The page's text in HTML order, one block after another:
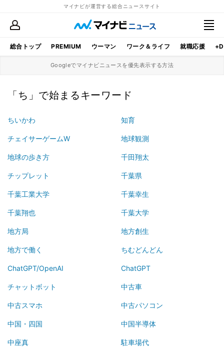
マイナビが運営する総合ニュースサイト
総合トップ PREMIUM ウーマン ワーク＆ライフ 就職応援
Googleでマイナビニュースを優先表示する方法
「ち」で始まるキーワード
ちいかわ 知育
チェイサーゲームW 地球観測
地球の歩き方 千田翔太
チップレット 千葉県
千葉工業大学 千葉幸生
千葉翔也 千葉大学
地方局 地方創生
地方で働く ちむどんどん
ChatGPT/OpenAI ChatGPT
チャットボット 中古車
中古スマホ 中古パソコン
中国・四国 中国半導体
中座真 駐車場代